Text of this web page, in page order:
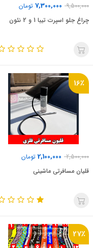
9,500,000
7,300,000 تومان
چراغ جلو اسپرت تیبا 1 و 2 نئون
16٪
2,500,000
2,100,000 تومان
قلیان مسافرتی ماشینی
27٪